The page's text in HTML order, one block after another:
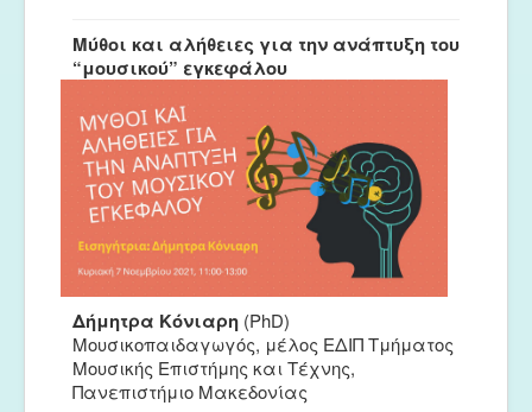
Συνέδρια
Μουσικές Ομάδες
Ευτέρπη
Musapps
Μύθοι και αλήθειες για την ανάπτυξη του
“μουσικού” εγκεφάλου
Δήμητρα Κόνιαρη (PhD)
Μουσικοπαιδαγωγός, μέλος ΕΔΙΠ Τμήματος
Μουσικής Επιστήμης και Τέχνης,
Πανεπιστήμιο Μακεδονίας